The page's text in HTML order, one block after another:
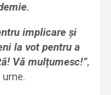
implicare și
la vot pentru a
Vă mulțumesc!”,